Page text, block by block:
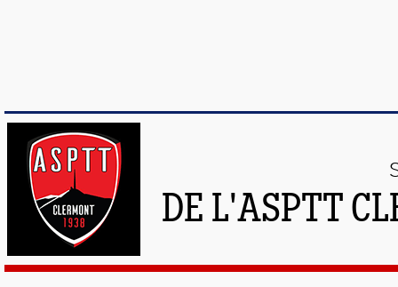
DE L'ASPTT